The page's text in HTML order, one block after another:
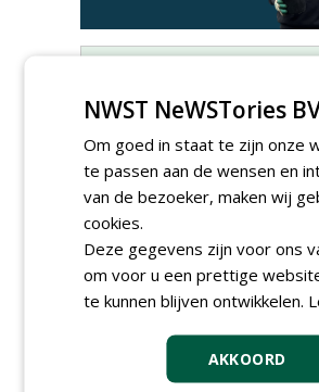
NWST NeWSTories
Om goed in staat te zijn onze
te passen aan de wensen en
van de bezoeker, maken wij
cookies.
Deze gegevens zijn voor ons
om voor u een prettige
te kunnen blijven ontwikkelen.
AKKOORD